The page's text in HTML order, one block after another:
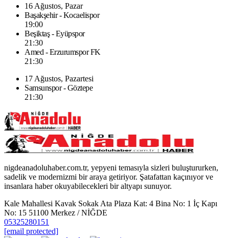
16 Ağustos, Pazar
Başakşehir - Kocaelispor
19:00
Beşiktaş - Eyüpspor
21:30
Amed - Erzurumspor FK
21:30
17 Ağustos, Pazartesi
Samsunspor - Göztepe
21:30
nigdeanadoluhaber.com.tr, yepyeni temasıyla sizleri buluştururken,
sadelik ve modernizmi bir araya getiriyor. Şatafattan kaçınıyor ve
insanlara haber okuyabilecekleri bir altyapı sunuyor.
Kale Mahallesi Kavak Sokak Ata Plaza Kat: 4 Bina No: 1 İç Kapı
No: 15 51100 Merkez / NİĞDE
05325280151
[email protected]